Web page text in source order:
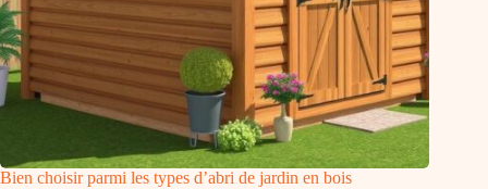
Bien choisir parmi les types d’abri de jardin en bois